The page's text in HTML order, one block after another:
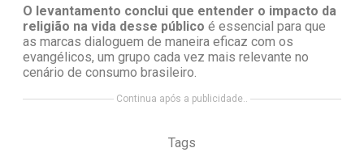
O levantamento conclui que entender o impacto da
religião na vida desse público é essencial para que
as marcas dialoguem de maneira eficaz com os
evangélicos, um grupo cada vez mais relevante no
cenário de consumo brasileiro.
Continua após a publicidade..
Tags